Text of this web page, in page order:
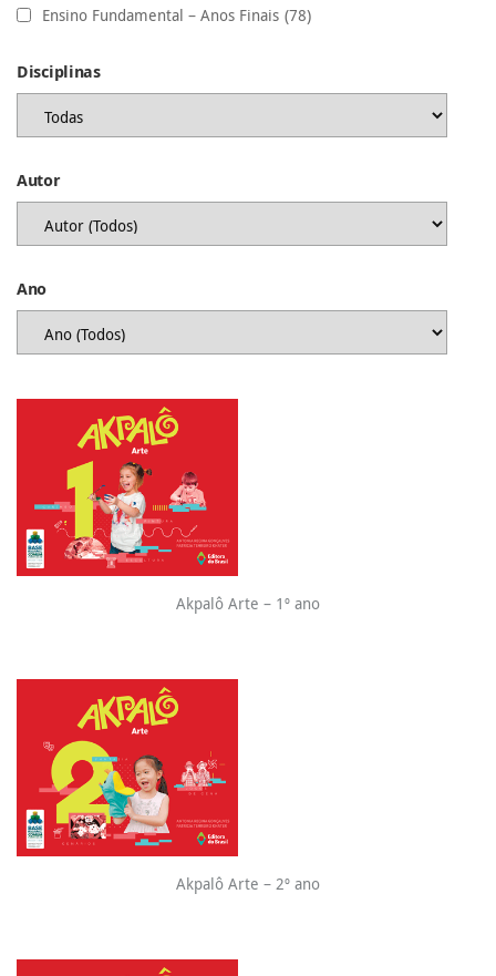
Ensino Fundamental – Anos Finais (78)
Disciplinas
Autor
Ano
Akpalô Arte – 1º ano
Akpalô Arte – 2º ano